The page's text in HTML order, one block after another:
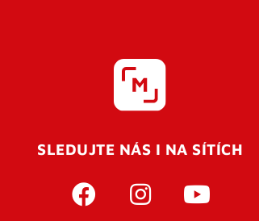
SLEDUJTE NÁS I NA SÍTÍCH